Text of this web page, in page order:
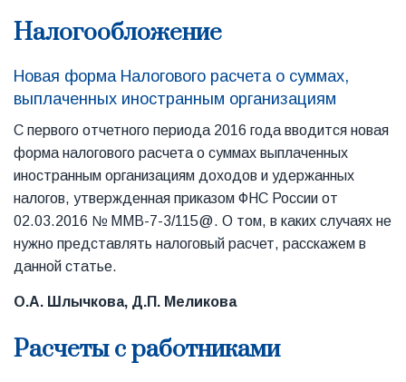
Налогообложение
Новая форма Налогового расчета о суммах,
выплаченных иностранным организациям
С первого отчетного периода 2016 года вводится новая
форма налогового расчета о суммах выплаченных
иностранным организациям доходов и удержанных
налогов, утвержденная приказом ФНС России от
02.03.2016 № ММВ-7-3/115@. О том, в каких случаях не
нужно представлять налоговый расчет, расскажем в
данной статье.
О.А. Шлычкова, Д.П. Меликова
Расчеты с работниками